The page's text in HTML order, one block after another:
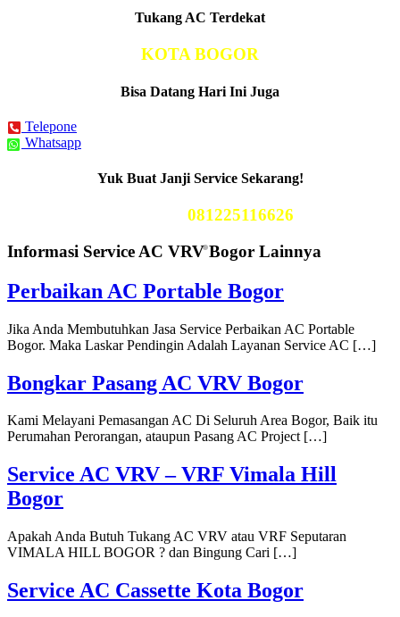
Tukang AC Terdekat
KOTA BOGOR
Bisa Datang Hari Ini Juga
Telepone
Whatsapp
Yuk Buat Janji Service Sekarang!
081225116626
Informasi Service AC VRV Bogor Lainnya
Perbaikan AC Portable Bogor
Jika Anda Membutuhkan Jasa Service Perbaikan AC Portable
Bogor. Maka Laskar Pendingin Adalah Layanan Service AC […]
Bongkar Pasang AC VRV Bogor
Kami Melayani Pemasangan AC Di Seluruh Area Bogor, Baik itu
Perumahan Perorangan, ataupun Pasang AC Project […]
Service AC VRV – VRF Vimala Hill
Bogor
Apakah Anda Butuh Tukang AC VRV atau VRF Seputaran
VIMALA HILL BOGOR ? dan Bingung Cari […]
Service AC Cassette Kota Bogor